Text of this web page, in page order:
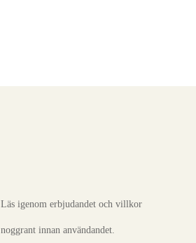
Läs igenom erbjudandet och villkor
noggrant innan användandet.